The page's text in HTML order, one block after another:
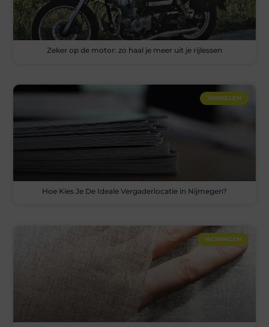
Zeker op de motor: zo haal je meer uit je rijlessen
WINKELEN
Hoe Kies Je De Ideale Vergaderlocatie in Nijmegen?
WONINGEN